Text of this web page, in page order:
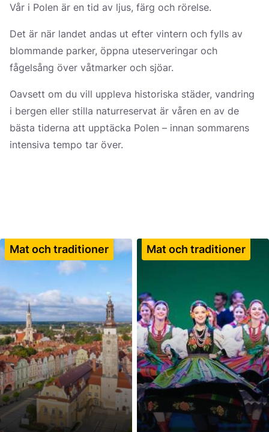
Vår i Polen är en tid av ljus, färg och rörelse.
Det är när landet andas ut efter vintern och fylls av
blommande parker, öppna uteserveringar och
fågelsång över våtmarker och sjöar.
Oavsett om du vill uppleva historiska städer, vandring
i bergen eller stilla naturreservat är våren en av de
bästa tiderna att upptäcka Polen – innan sommarens
intensiva tempo tar över.
Mat och traditioner Mat och traditioner